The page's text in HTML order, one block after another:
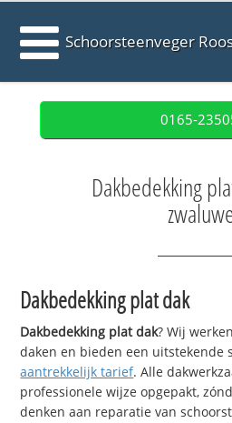
Schoorsteenveger
0165-
Dakbedekking
Dakbedekking plat dak
Dakbedekking plat dak? Wij
daken en bieden een uitstekende
aantrekkelijk tarief. Alle
professionele wijze opgepakt,
denken aan reparatie van